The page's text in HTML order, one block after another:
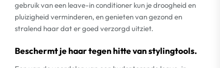
gebruik van een leave-in conditioner kun je droogheid en
pluizigheid verminderen, en genieten van gezond en
stralend haar dat er goed verzorgd uitziet.
Beschermt je haar tegen hitte van stylingtools.